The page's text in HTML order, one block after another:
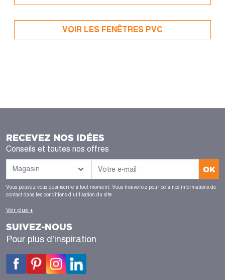
VOIR LES FENÊTRES PVC
RECEVEZ NOS IDÉES
Conseils et toutes nos offres
OK
Vous pouvez vous désinscrire à tout moment. Vous trouverez pour cela nos informations de
contact dans les conditions d'utilisation du site.
Voir plus +
SUIVEZ-NOUS
Pour plus d'inspiration